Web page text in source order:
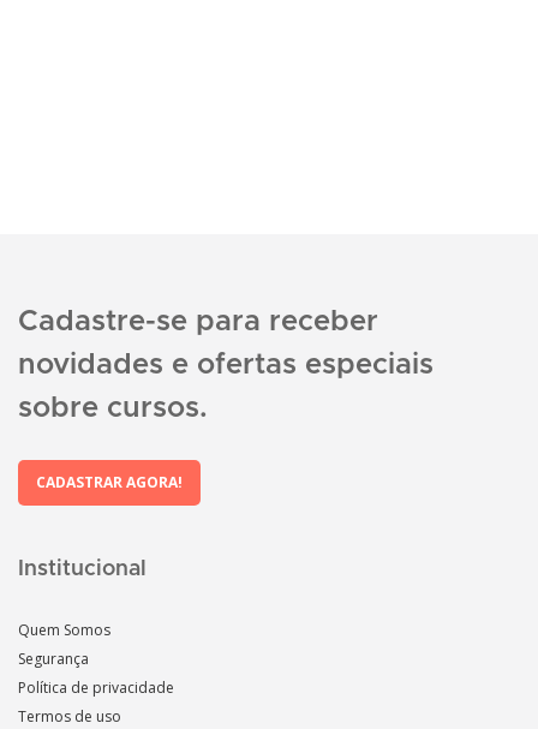
Cadastre-se para receber
novidades e ofertas especiais
sobre cursos.
CADASTRAR AGORA!
Institucional
Quem Somos
Segurança
Política de privacidade
Termos de uso